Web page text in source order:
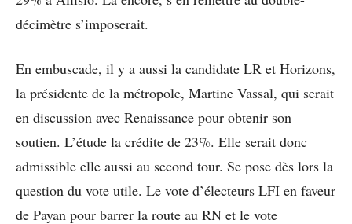
décimètre s’imposerait.
En embuscade, il y a aussi la candidate LR et Horizons,
la présidente de la métropole, Martine Vassal, qui serait
en discussion avec Renaissance pour obtenir son
soutien. L’étude la crédite de 23%. Elle serait donc
admissible elle aussi au second tour. Se pose dès lors la
question du vote utile. Le vote d’électeurs LFI en faveur
de Payan pour barrer la route au RN et le vote